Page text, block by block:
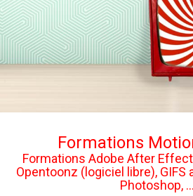
Formations
Formations Adobe After
Opentoonz (logiciel libre), GIFS
Photoshop, ...